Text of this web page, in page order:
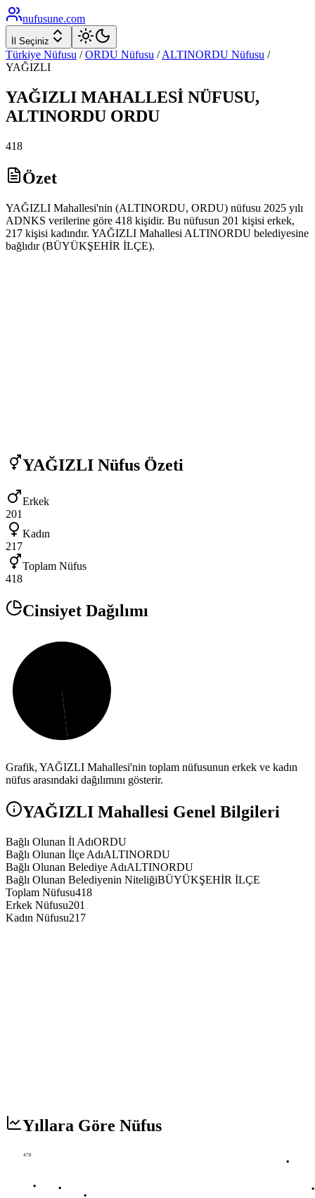
nufusune.com
İl Seçiniz
Türkiye Nüfusu / ORDU Nüfusu / ALTINORDU Nüfusu /
YAĞIZLI
YAĞIZLI MAHALLESİ NÜFUSU,
ALTINORDU ORDU
418
Özet
YAĞIZLI Mahallesi'nin (ALTINORDU, ORDU) nüfusu 2025 yılı
ADNKS verilerine göre 418 kişidir. Bu nüfusun 201 kişisi erkek,
217 kişisi kadındır. YAĞIZLI Mahallesi ALTINORDU belediyesine
bağlıdır (BÜYÜKŞEHİR İLÇE).
YAĞIZLI Nüfus Özeti
Erkek
201
Kadın
217
Toplam Nüfus
418
Cinsiyet Dağılımı
Grafik, YAĞIZLI Mahallesi'nin toplam nüfusunun erkek ve kadın
nüfus arasındaki dağılımını gösterir.
YAĞIZLI Mahallesi Genel Bilgileri
Bağlı Olunan İl AdıORDU
Bağlı Olunan İlçe AdıALTINORDU
Bağlı Olunan Belediye AdıALTINORDU
Bağlı Olunan Belediyenin NiteliğiBÜYÜKŞEHİR İLÇE
Toplam Nüfusu418
Erkek Nüfusu201
Kadın Nüfusu217
Yıllara Göre Nüfus
478